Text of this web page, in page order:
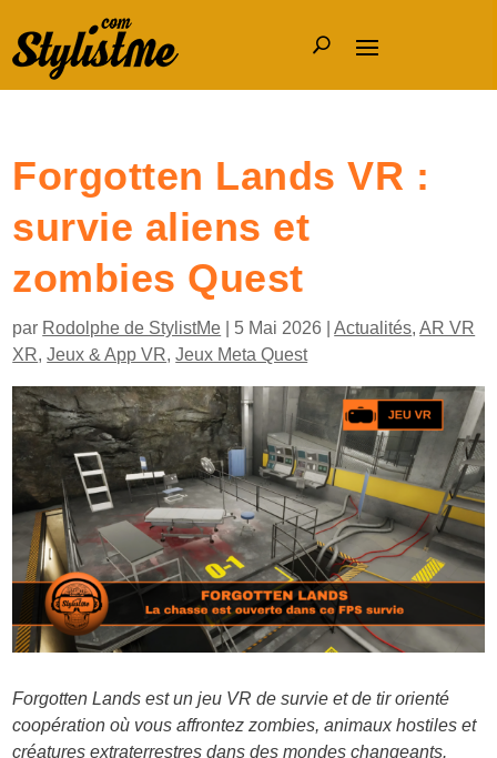
Forgotten Lands VR :
survie aliens et
zombies Quest
par Rodolphe de StylistMe 5 Mai 2026 |Actualités,AR VR
XR,Jeux & App VR,Jeux Meta Quest
Forgotten Lands est un jeu VR de survie et de tir orienté
coopération où vous affrontez zombies, animaux hostiles et
créatures extraterrestres dans des mondes changeants.